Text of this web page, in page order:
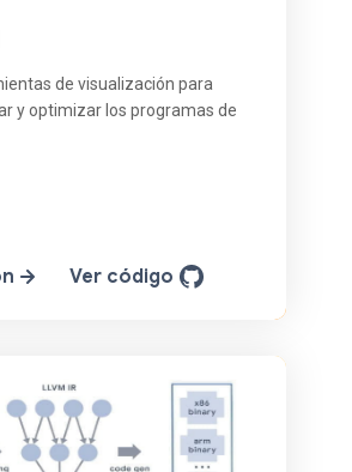
de visualización para
y optimizar los programas de
Ver código